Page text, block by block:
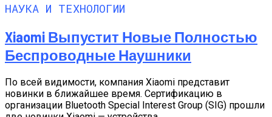
НАУКА И ТЕХНОЛОГИИ
Xiaomi Выпустит Новые Полностью
Беспроводные Наушники
По всей видимости, компания Xiaomi представит
новинки в ближайшее время. Сертификацию в
организации Bluetooth Special Interest Group (SIG) прошли